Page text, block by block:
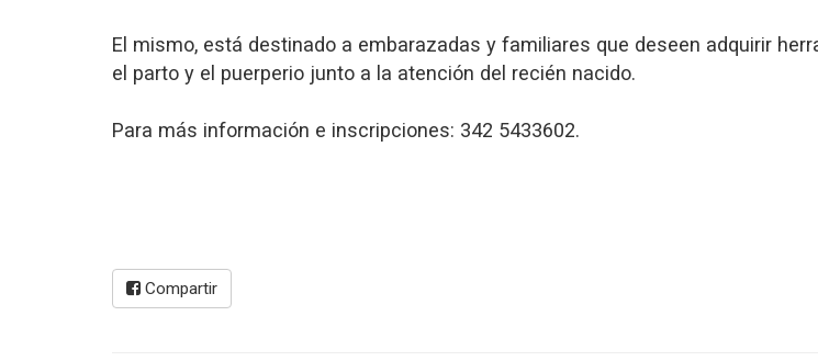
El mismo, está destinado a embarazadas y familiares que deseen adquirir
el parto y el puerperio junto a la atención del recién nacido.
Para más información e inscripciones: 342 5433602.
Compartir